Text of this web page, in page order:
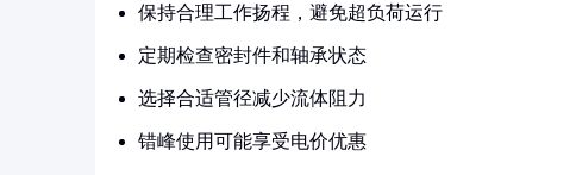
保持合理工作扬程，避免超负荷运行
定期检查密封件和轴承状态
选择合适管径减少流体阻力
错峰使用可能享受电价优惠